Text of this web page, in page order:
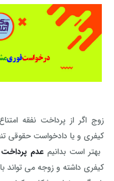
زوج اگر از پرداخت نفقه
کیفری و یا دادخواست حقوقی
بهتر است بدانیمعدم
کیفری داشته و زوجه می تواند